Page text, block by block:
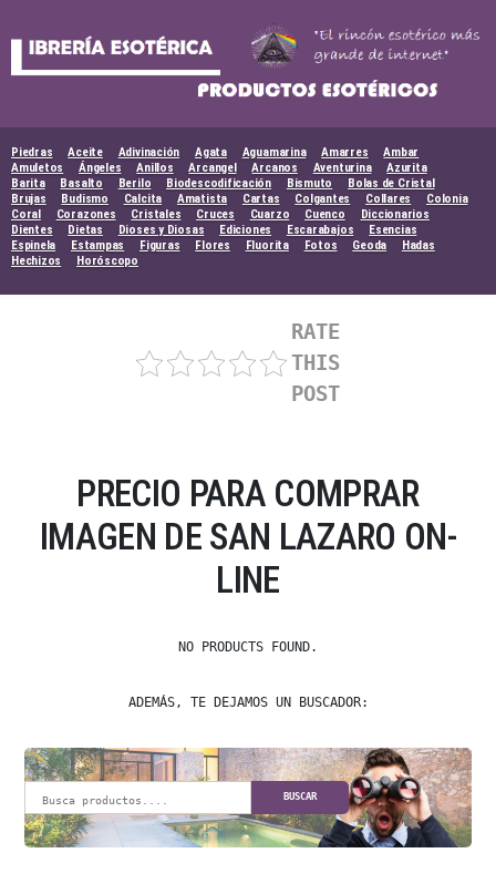
Piedras Aceite Adivinación Agata Aguamarina Amarres
Ambar
Amuletos
Ángeles Anillos Arcangel Arcanos Aventurina
Azurita
Barita
Basalto Berilo Biodescodificación Bismuto
Bolas de Cristal
Brujas
Budismo Calcita Amatista Cartas Colgantes Collares
Colonia
Coral
Corazones Cristales Cruces Cuarzo Cuenco
Diccionarios
Dientes
Dietas Dioses y Diosas Ediciones Escarabajos
Esencias
Espinela
Estampas Figuras Flores Fluorita Fotos Geoda
Hadas
Hechizos
Horóscopo
RATE
THIS
POST
PRECIO PARA COMPRAR
IMAGEN DE SAN LAZARO ON-
LINE
NO PRODUCTS FOUND.
ADEMÁS, TE DEJAMOS UN BUSCADOR:
BUSCAR